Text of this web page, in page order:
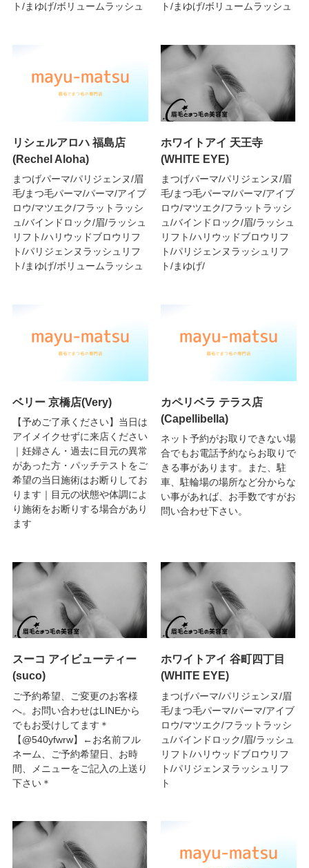
ト/まゆげ/ボリュームラッシュ
ト/まゆげ/ボリュームラッシュ
リシェルアロハ 福島店
(Rechel Aloha)
まつげパーマ/パリジェンヌ/眉
毛/まつ毛パーマ/パーマ/アイブ
ロウ/マツエク/フラットラッシ
ュ/バインドロック/眉/ラッシュ
リフト/ハリウッドブロウリフ
ト/パリジェンヌラッシュリフ
ト/まゆげ/ボリュームラッシュ
ホワイトアイ 天王寺
(WHITE EYE)
まつげパーマ/パリジェンヌ/眉
毛/まつ毛パーマ/パーマ/アイブ
ロウ/マツエク/フラットラッシ
ュ/バインドロック/眉/ラッシュ
リフト/ハリウッドブロウリフ
ト/パリジェンヌラッシュリフ
ト/まゆげ/
ベリー 京橋店(Very)
【予めご了承ください】当日は
アイメイクせずに来店ください
｜妊婦さん・過去に目元の異常
があった方・パッチテストをご
希望の当日施術はお断りしてお
ります｜目元の状態や体調によ
り施術をお断りする場合があり
ます
カペリベラ テラス店
(Capellibella)
ネット予約がお取りできない場
合でもお電話予約ならお取りで
きる事があります。また、駐
車、駐輪場の場所など分からな
い事があれば、お手数ですがお
問い合わせ下さい。
スーコ アイビューティー
(suco)
ご予約希望、ご変更のお客様
へ。お問い合わせはLINEから
でもお受けしてます＊
【@540yfwrw】←お名前フル
ネーム、ご予約希望日、お時
間、メニューをご記入の上送り
下さい＊
ホワイトアイ 谷町四丁目
(WHITE EYE)
まつげパーマ/パリジェンヌ/眉
毛/まつ毛パーマ/パーマ/アイブ
ロウ/マツエク/フラットラッシ
ュ/バインドロック/眉/ラッシュ
リフト/ハリウッドブロウリフ
ト/パリジェンヌラッシュリフ
ト